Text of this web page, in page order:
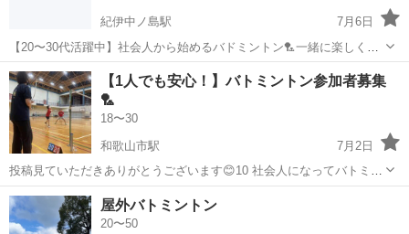
紀伊中ノ島駅
7月6日
​【20〜30代活躍中】社会人から始めるバドミントン🏸一緒に楽しく汗
を流しませんか？✨❶ ​「社会人になって運動不足を感じている…」
「休日に新しい趣味を見つけたい！」 「でも、一人で始めるのはちょ
っと勇気がいる…😭」 ​そ...
和歌山 和歌山市 紀伊中ノ島駅 バドミントン
バトミントン
【1人でも安心！】バトミントン参加者募集
🏸
18〜30
和歌山市駅
7月2日
投稿見ていただきありがとうございます😊10 社会人になってバトミン
トンがしたいと思っている方一緒にしましょー😆🤲 何かスポーツを始
めたいけど一緒にできる人がいない😭 休日に何か行動したいと思って
る方っ✨参加者の年齢は2...
和歌山 和歌山市 和歌山市駅
屋外バトミントン
20〜50